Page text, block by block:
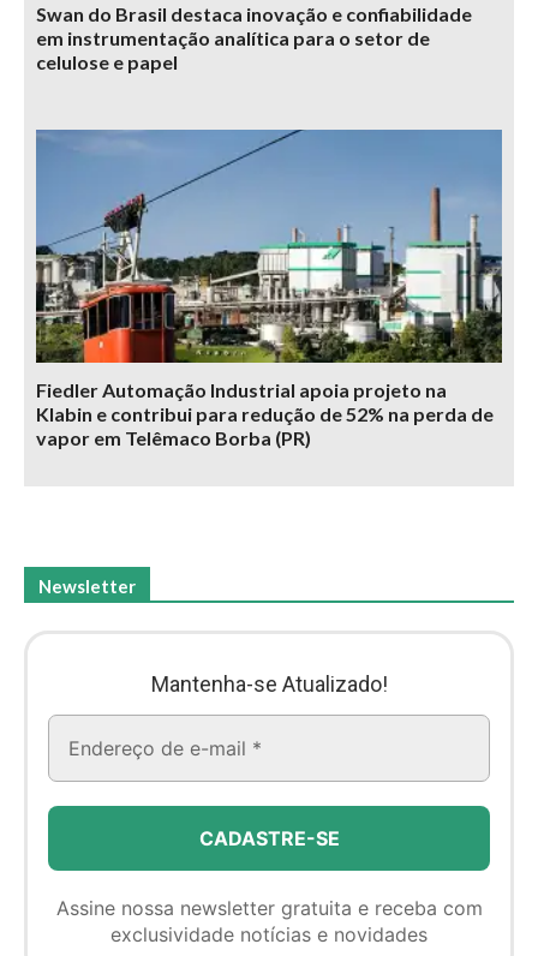
Swan do Brasil destaca inovação e confiabilidade
em instrumentação analítica para o setor de
celulose e papel
Fiedler Automação Industrial apoia projeto na
Klabin e contribui para redução de 52% na perda de
vapor em Telêmaco Borba (PR)
Newsletter
Mantenha-se Atualizado!
Assine nossa newsletter gratuita e receba com
exclusividade notícias e novidades